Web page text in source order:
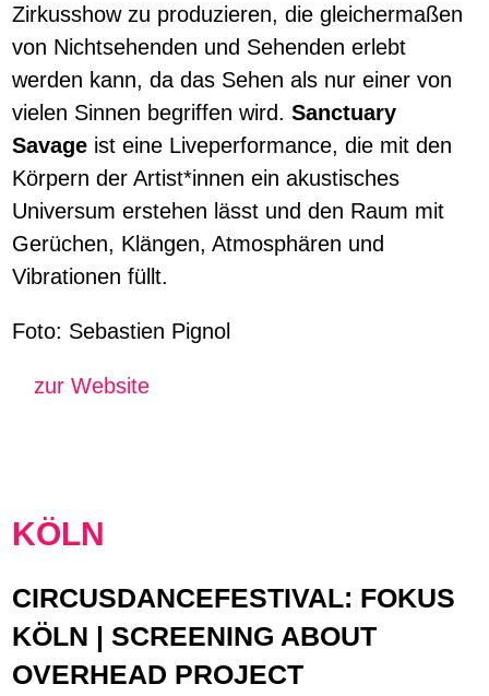
Zirkusshow zu produzieren, die gleichermaßen
von Nichtsehenden und Sehenden erlebt
werden kann, da das Sehen als nur einer von
vielen Sinnen begriffen wird. Sanctuary
Savage ist eine Liveperformance, die mit den
Körpern der Artist*innen ein akustisches
Universum erstehen lässt und den Raum mit
Gerüchen, Klängen, Atmosphären und
Vibrationen füllt.
Foto: Sebastien Pignol
zur Website
KÖLN
CIRCUSDANCEFESTIVAL: FOKUS
KÖLN | SCREENING ABOUT
OVERHEAD PROJECT